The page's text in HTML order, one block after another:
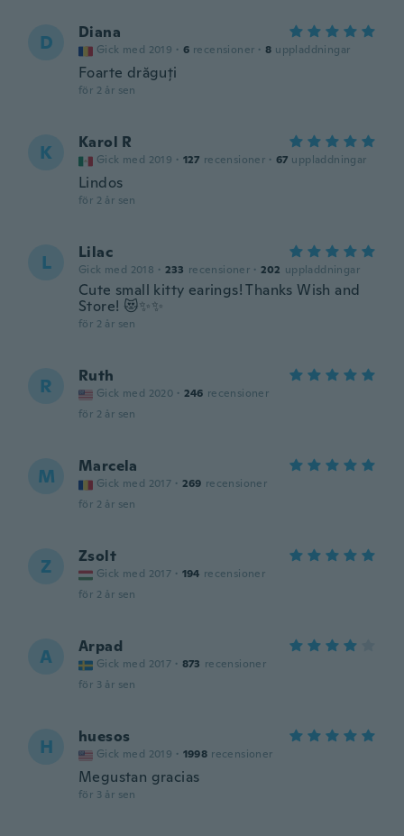
D Diana
Gick med 2019 · 6 recensioner · 8 uppladdningar
Foarte drăguți
för 2 år sen
K Karol R
Gick med 2019 · 127 recensioner · 67 uppladdningar
Lindos
för 2 år sen
L Lilac
Gick med 2018 · 233 recensioner · 202 uppladdningar
Cute small kitty earings! Thanks Wish and
Store! 😻✨✨
för 2 år sen
R Ruth
Gick med 2020 · 246 recensioner
för 2 år sen
M Marcela
Gick med 2017 · 269 recensioner
för 2 år sen
Z Zsolt
Gick med 2017 · 194 recensioner
för 2 år sen
A Arpad
Gick med 2017 · 873 recensioner
för 3 år sen
H huesos
Gick med 2019 · 1998 recensioner
Megustan gracias
för 3 år sen